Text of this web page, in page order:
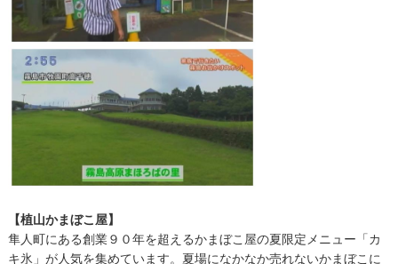
【植山かまぼこ屋】
隼人町にある創業９０年を超えるかまぼこ屋の夏限定メニュー「カ
キ氷」が人気を集めています。夏場になかなか売れないかまぼこに